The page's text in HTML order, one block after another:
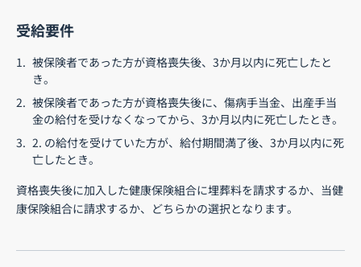
受給要件
被保険者であった方が資格喪失後、3か月以内に死亡したと
き。
被保険者であった方が資格喪失後に、傷病手当金、出産手当
金の給付を受けなくなってから、3か月以内に死亡したとき。
2. の給付を受けていた方が、給付期間満了後、3か月以内に死
亡したとき。
資格喪失後に加入した健康保険組合に埋葬料を請求するか、当健
康保険組合に請求するか、どちらかの選択となります。